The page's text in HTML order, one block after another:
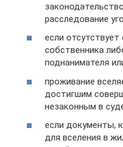
расследование
если отсутствует
собственника
поднанимателя
проживание
достигшим
незаконным в
если документы,
для вселения в